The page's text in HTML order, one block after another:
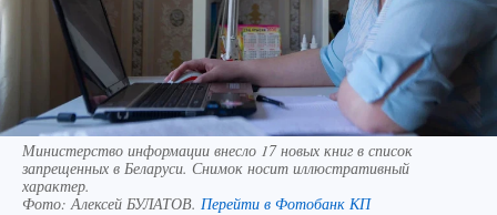
Министерство информации внесло 17 новых книг в список
запрещенных в Беларуси. Снимок носит иллюстративный
характер.
Фото:Алексей БУЛАТОВ. Перейти в Фотобанк КП